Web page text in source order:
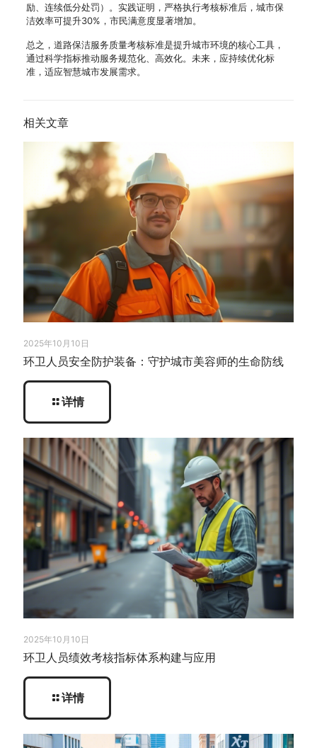
励、连续低分处罚）。实践证明，严格执行考核标准后，城市保
洁效率可提升30%，市民满意度显著增加。
总之，道路保洁服务质量考核标准是提升城市环境的核心工具，
通过科学指标推动服务规范化、高效化。未来，应持续优化标
准，适应智慧城市发展需求。
相关文章
2025年10月10日
环卫人员安全防护装备：守护城市美容师的生命防线
详情
2025年10月10日
环卫人员绩效考核指标体系构建与应用
详情